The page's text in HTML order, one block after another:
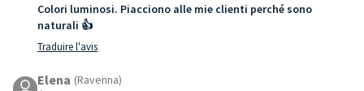
Colori luminosi. Piacciono alle mie clienti perché sono
naturali 👍
Traduire l'avis
Elena (Ravenna)